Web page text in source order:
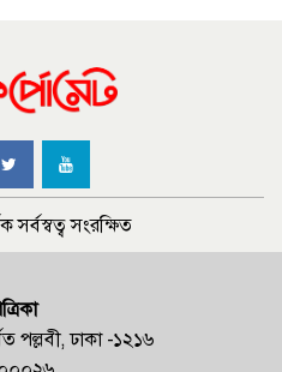
সংরক্ষিত
পল্লবী, ঢাকা -১২১৬